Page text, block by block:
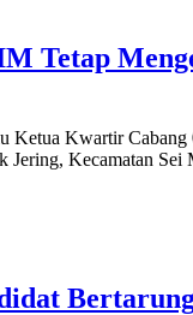
Tetap
Kwartir
Kecamatan